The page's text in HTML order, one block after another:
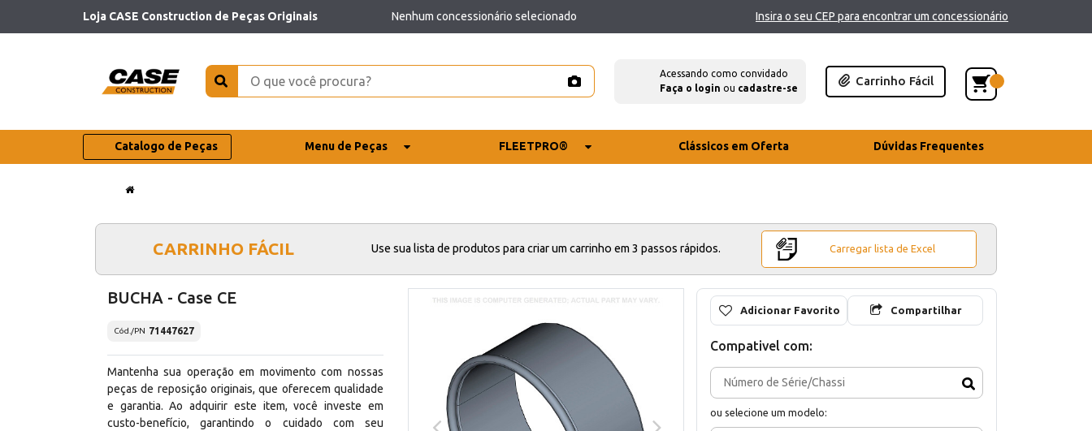
Loja CASE Construction de Peças Originais Nenhum concessionário selecionado Insira o seu CEP para encontrar um concessionário
Acessando como convidado
Faça o login ou cadastre-se
Carrinho Fácil
Catalogo de Peças Menu de Peças FLEETPRO® Clássicos em Oferta Dúvidas Frequentes
CARRINHO FÁCIL Use sua lista de produtos para criar um carrinho em 3 passos rápidos. Carregar lista de Excel
BUCHA - Case CE
Cód./PN 71447627
Mantenha sua operação em movimento com nossas
peças de reposição originais, que oferecem qualidade
e garantia. Ao adquirir este item, você investe em
custo-benefício, garantindo o cuidado com seu
Adicionar Favorito Compartilhar
Compativel com:
ou selecione um modelo: